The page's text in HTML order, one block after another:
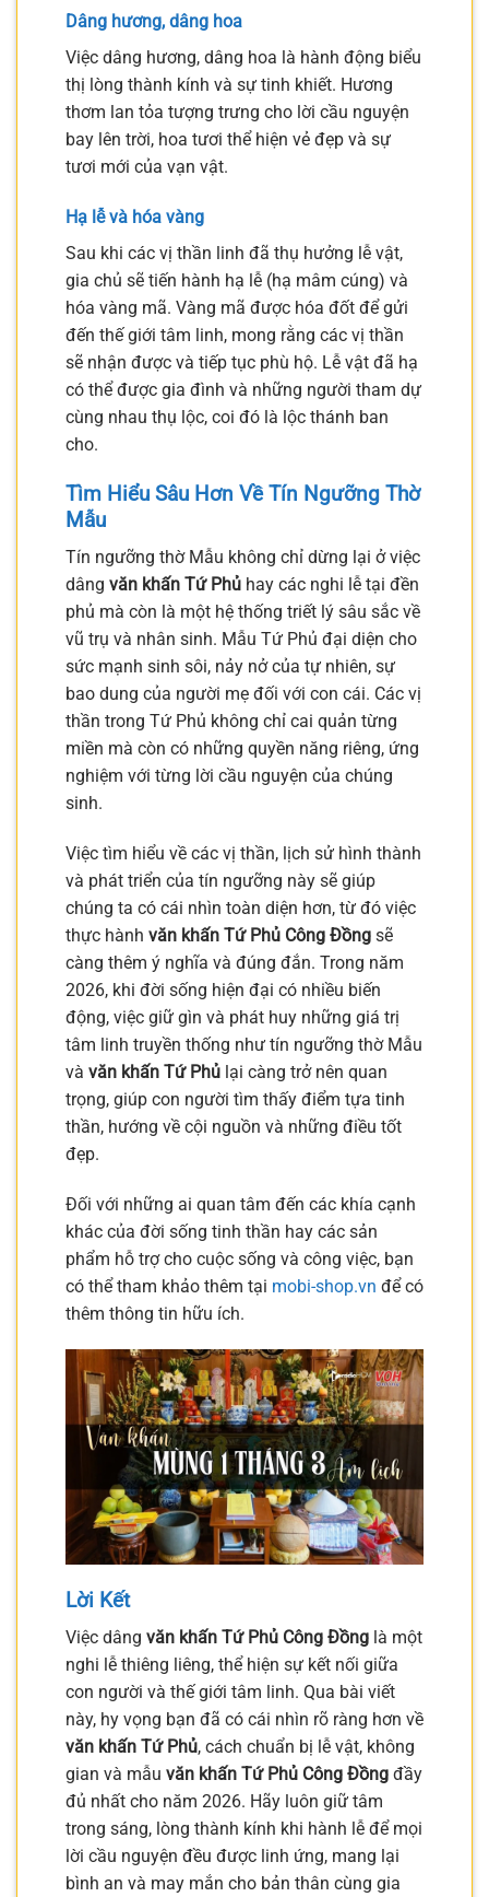
Dâng hương, dâng hoa
Việc dâng hương, dâng hoa là hành động biểu
thị lòng thành kính và sự tinh khiết. Hương
thơm lan tỏa tượng trưng cho lời cầu nguyện
bay lên trời, hoa tươi thể hiện vẻ đẹp và sự
tươi mới của vạn vật.
Hạ lễ và hóa vàng
Sau khi các vị thần linh đã thụ hưởng lễ vật,
gia chủ sẽ tiến hành hạ lễ (hạ mâm cúng) và
hóa vàng mã. Vàng mã được hóa đốt để gửi
đến thế giới tâm linh, mong rằng các vị thần
sẽ nhận được và tiếp tục phù hộ. Lễ vật đã hạ
có thể được gia đình và những người tham dự
cùng nhau thụ lộc, coi đó là lộc thánh ban
cho.
Tìm Hiểu Sâu Hơn Về Tín Ngưỡng Thờ
Mẫu
Tín ngưỡng thờ Mẫu không chỉ dừng lại ở việc
dâng văn khấn Tứ Phủ hay các nghi lễ tại đền
phủ mà còn là một hệ thống triết lý sâu sắc về
vũ trụ và nhân sinh. Mẫu Tứ Phủ đại diện cho
sức mạnh sinh sôi, nảy nở của tự nhiên, sự
bao dung của người mẹ đối với con cái. Các vị
thần trong Tứ Phủ không chỉ cai quản từng
miền mà còn có những quyền năng riêng, ứng
nghiệm với từng lời cầu nguyện của chúng
sinh.
Việc tìm hiểu về các vị thần, lịch sử hình thành
và phát triển của tín ngưỡng này sẽ giúp
chúng ta có cái nhìn toàn diện hơn, từ đó việc
thực hành văn khấn Tứ Phủ Công Đồng sẽ
càng thêm ý nghĩa và đúng đắn. Trong năm
2026, khi đời sống hiện đại có nhiều biến
động, việc giữ gìn và phát huy những giá trị
tâm linh truyền thống như tín ngưỡng thờ Mẫu
và văn khấn Tứ Phủ lại càng trở nên quan
trọng, giúp con người tìm thấy điểm tựa tinh
thần, hướng về cội nguồn và những điều tốt
đẹp.
Đối với những ai quan tâm đến các khía cạnh
khác của đời sống tinh thần hay các sản
phẩm hỗ trợ cho cuộc sống và công việc, bạn
có thể tham khảo thêm tại mobi-shop.vn để có
thêm thông tin hữu ích.
Lời Kết
Việc dâng văn khấn Tứ Phủ Công Đồng là một
nghi lễ thiêng liêng, thể hiện sự kết nối giữa
con người và thế giới tâm linh. Qua bài viết
này, hy vọng bạn đã có cái nhìn rõ ràng hơn về
văn khấn Tứ Phủ, cách chuẩn bị lễ vật, không
gian và mẫu văn khấn Tứ Phủ Công Đồng đầy
đủ nhất cho năm 2026. Hãy luôn giữ tâm
trong sáng, lòng thành kính khi hành lễ để mọi
lời cầu nguyện đều được linh ứng, mang lại
bình an và may mắn cho bản thân cùng gia